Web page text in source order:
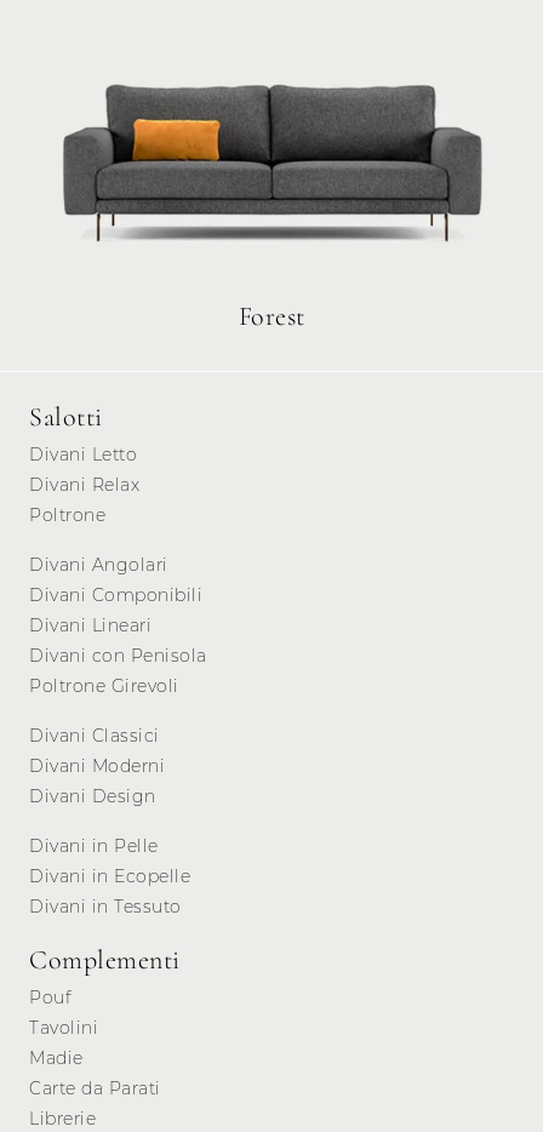
Forest
Salotti
Divani Letto
Divani Relax
Poltrone
Divani Angolari
Divani Componibili
Divani Lineari
Divani con Penisola
Poltrone Girevoli
Divani Classici
Divani Moderni
Divani Design
Divani in Pelle
Divani in Ecopelle
Divani in Tessuto
Complementi
Pouf
Tavolini
Madie
Carte da Parati
Librerie